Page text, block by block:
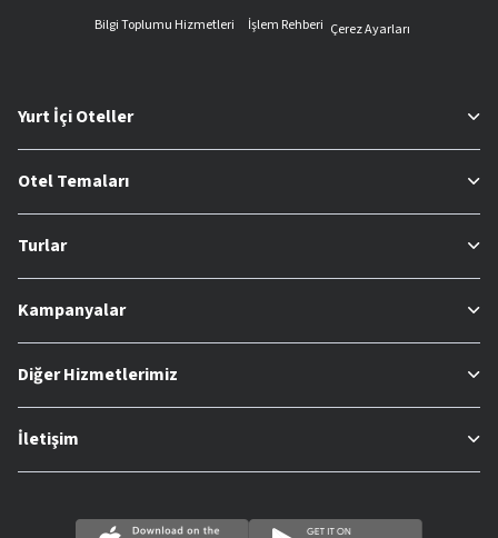
Bilgi Toplumu Hizmetleri
İşlem Rehberi Çerez Ayarları
Yurt İçi Oteller
Otel Temaları
Turlar
Kampanyalar
Diğer Hizmetlerimiz
İletişim